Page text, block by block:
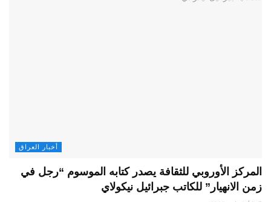
أخبار العراق
المركز الأوروبي للثقافة يصدر كتابه الموسوم “رجل في
زمن الانهيار” للكاتب جبرائيل نيكولاي